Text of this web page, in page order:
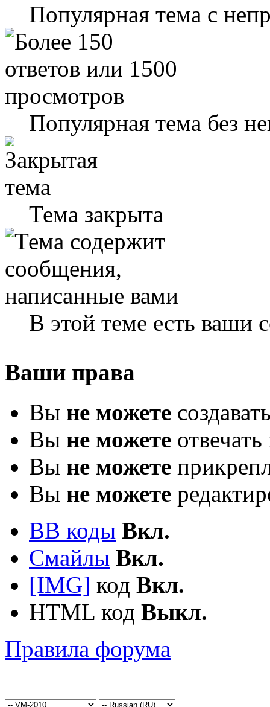
Популярная тема с
Популярная тема без
Тема закрыта
В этой теме есть ваши
Ваши права
Вы не можете
Вы не можете
Вы не можете
Вы не можете
BB коды Вкл.
Смайлы Вкл.
[IMG] код Вкл.
HTML код Выкл.
Правила форума